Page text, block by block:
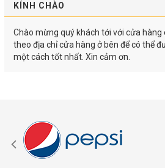
KÍNH CHÀO
Chào mừng quý khách tới với cửa hàng
theo địa chỉ cửa hàng ở bên để có thể
một cách tốt nhất. Xin cảm ơn.